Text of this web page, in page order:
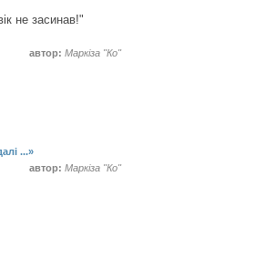
не засинав!"
автор: Маркіза "Ко"
...»
автор: Маркіза "Ко"